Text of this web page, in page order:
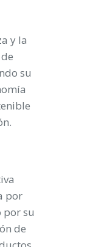
y la
su
por
por su
de